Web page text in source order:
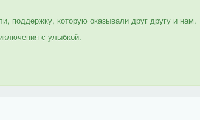
поддержку, которую оказывали друг другу и нам.
с улыбкой.